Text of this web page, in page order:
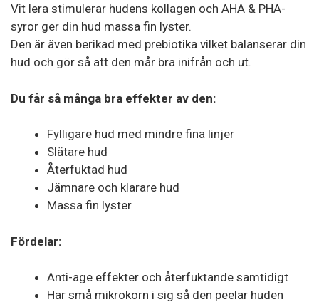
Vit lera stimulerar hudens kollagen och AHA & PHA-
syror ger din hud massa fin lyster.
Den är även berikad med prebiotika vilket balanserar din
hud och gör så att den mår bra inifrån och ut.
Du får så många bra effekter av den:
Fylligare hud med mindre fina linjer
Slätare hud
Återfuktad hud
Jämnare och klarare hud
Massa fin lyster
Fördelar:
Anti-age effekter och återfuktande samtidigt
Har små mikrokorn i sig så den peelar huden